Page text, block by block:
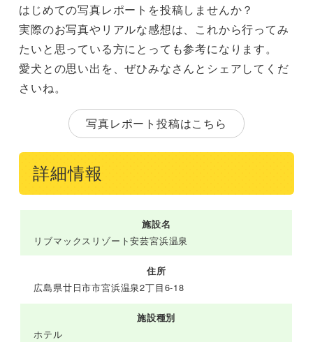
はじめての写真レポートを投稿しませんか？
実際のお写真やリアルな感想は、これから行ってみ
たいと思っている方にとっても参考になります。
愛犬との思い出を、ぜひみなさんとシェアしてくだ
さいね。
写真レポート投稿はこちら
詳細情報
施設名
リブマックスリゾート安芸宮浜温泉
住所
広島県廿日市市宮浜温泉2丁目6-18
施設種別
ホテル